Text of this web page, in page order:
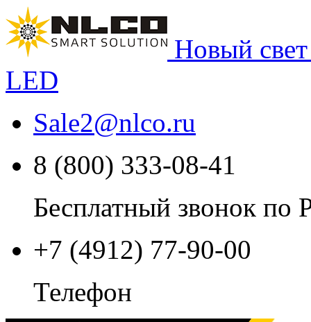
Новый
LED
Sale2@nlco.ru
8 (800) 333-08-41
Бесплатный звонок по
+7 (4912) 77-90-00
Телефон